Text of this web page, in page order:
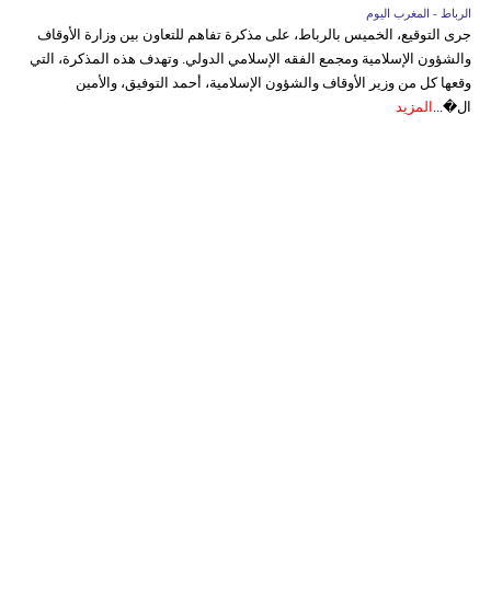
الرباط - المغرب اليوم
جرى التوقيع، الخميس بالرباط، على مذكرة تفاهم للتعاون بين وزارة الأوقاف
والشؤون الإسلامية ومجمع الفقه الإسلامي الدولي. وتهدف هذه المذكرة، التي
وقعها كل من وزير الأوقاف والشؤون الإسلامية، أحمد التوفيق، والأمين
ال�... المزيد